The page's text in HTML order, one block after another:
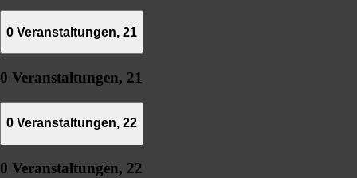
0 Veranstaltungen, 21
0 Veranstaltungen, 21
0 Veranstaltungen, 22
0 Veranstaltungen, 22